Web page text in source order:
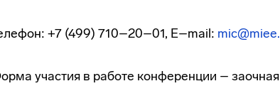
+7 (499) 710–20–01, E–mail:
участия в работе конференции –